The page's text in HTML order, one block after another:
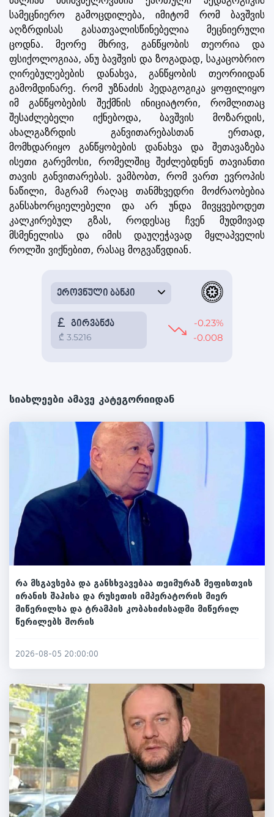
სამეცნიერო გამოცდილება, იმიტომ რომ ბავშვის
აღზრდისას გასათვალისწინებელია მეცნიერული
ცოდნა. მეორე მხრივ, განწყობის თეორია და
ფსიქოლოგიაა, ანუ ბავშვის და ზოგადად, საკაცობრიო
ღირებულებების დანახვა, განწყობის თეორიიდან
გამომდინარე. რომ უზნაძის პედაგოგიკა ყოფილიყო
იმ განწყობების შექმნის ინიციატორი, რომლითაც
შესაძლებელი იქნებოდა, ბავშვის მოზარდის,
ახალგაზრდის განვითარებასთან ერთად,
მომხდარიყო განწყობების დანახვა და შეთავაზება
ისეთი გარემოსი, რომელშიც შეძლებდნენ თავიანთი
თავის განვითარებას. ვამბობთ, რომ ვართ ევროპის
ნაწილი, მაგრამ რაღაც თანმხვედრი მოძრაობებია
განსახორციელებელი და არ უნდა მივყვებოდეთ
კალკირებულ გზას, როდესაც ჩვენ მუდმივად
მსმენელისა და იმის დაუღეჭავად მყლაპველის
როლში ვიქნებით, რასაც მოგვაწვდიან.
სიახლეები ამავე კატეგორიიდან
რა მსგავსება და განსხვავებაა თეიმურაზ მეფისთვის
ირანის შაჰისა და რუსეთის იმპერატორის მიერ
მიწერილსა და ტრამპის კობახიძისადმი მიწერილ
წერილებს შორის
2026-08-05 20:00:00